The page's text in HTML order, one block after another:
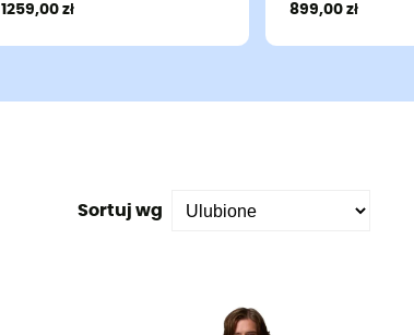
1259,00 zł 899,00 zł
Sortuj wg